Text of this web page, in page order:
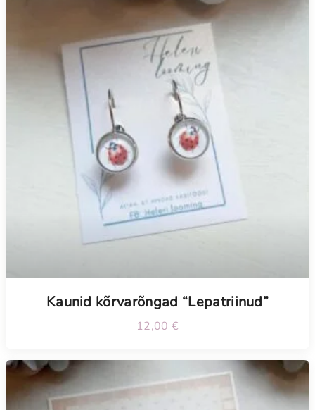
Kaunid kõrvarõngad “Lepatriinud”
12,00 €